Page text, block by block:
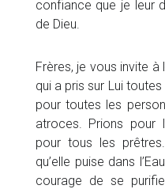
confiance que je leur
de Dieu.
Frères, je vous invite à
qui a pris sur Lui
pour toutes les
atroces. Prions pour
pour tous les
qu’elle puise dans
courage de se